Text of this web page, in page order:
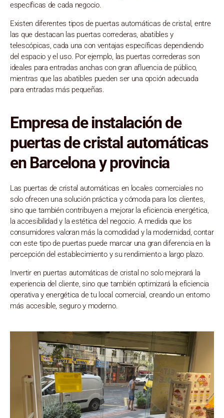
específicas de cada negocio.
Existen diferentes tipos de puertas automáticas de cristal, entre
las que destacan las puertas correderas, abatibles y
telescópicas, cada una con ventajas específicas dependiendo
del espacio y el uso. Por ejemplo, las puertas correderas son
ideales para entradas anchas con gran afluencia de público,
mientras que las abatibles pueden ser una opción adecuada
para entradas más pequeñas.
Empresa de instalación de
puertas de cristal automáticas
en Barcelona y provincia
Las puertas de cristal automáticas en locales comerciales no
solo ofrecen una solución práctica y cómoda para los clientes,
sino que también contribuyen a mejorar la eficiencia energética,
la accesibilidad y la estética del negocio. A medida que los
consumidores valoran más la comodidad y la modernidad, contar
con este tipo de puertas puede marcar una gran diferencia en la
percepción del establecimiento y su rendimiento a largo plazo.
Invertir en puertas automáticas de cristal no solo mejorará la
experiencia del cliente, sino que también optimizará la eficiencia
operativa y energética de tu local comercial, creando un entorno
más accesible, seguro y moderno.